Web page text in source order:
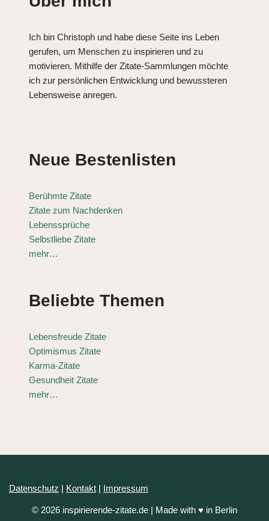
Ich bin Christoph und habe diese Seite ins Leben
gerufen, um Menschen zu inspirieren und zu
motivieren. Mithilfe der Zitate-Sammlungen möchte
ich zur persönlichen Entwicklung und bewussteren
Lebensweise anregen.
Neue Bestenlisten
Berühmte Zitate
Zitate zum Nachdenken
Lebenssprüche
Selbstliebe Zitate
mehr…
Beliebte Themen
Lebensfreude Zitate
Optimismus Zitate
Karma-Zitate
Gesundheit Zitate
mehr…
Datenschutz | Kontakt | Impressum
© 2026 inspirierende-zitate.de | Made with ♥ in Berlin